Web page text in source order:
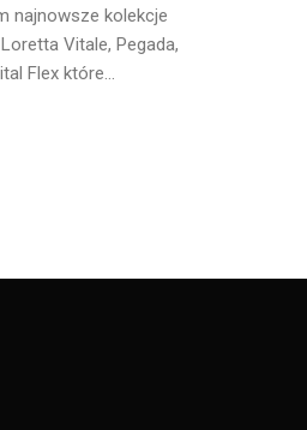
najnowsze kolekcje
Vitale, Pegada,
Flex które...